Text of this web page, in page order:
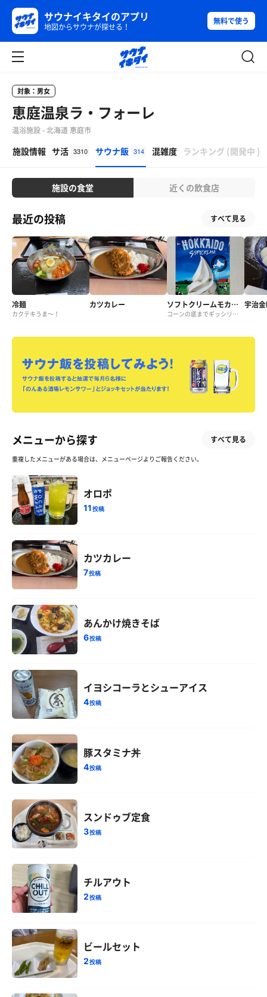
サウナイキタイのアプリ
地図からサウナが探せる！
無料で使う
対象：男女
恵庭温泉ラ・フォーレ
温浴施設 - 北海道 恵庭市
施設情報 サ活 3310 サウナ飯 314 混雑度 ランキング (開発中 )
施設の食堂 近くの飲食店
最近の投稿 すべて見る
冷麺
カクテキうま〜！
カツカレー ソフトクリームモカミックス
コーンの底までギッシリ詰まっていた。
宇治
メニューから探す すべて見る
重複したメニューがある場合は、メニューページよりご報告ください。
オロポ
11投稿
カツカレー
7投稿
あんかけ焼きそば
6投稿
イヨシコーラとシューアイス
4投稿
豚スタミナ丼
4投稿
スンドゥブ定食
3投稿
チルアウト
2投稿
ビールセット
2投稿